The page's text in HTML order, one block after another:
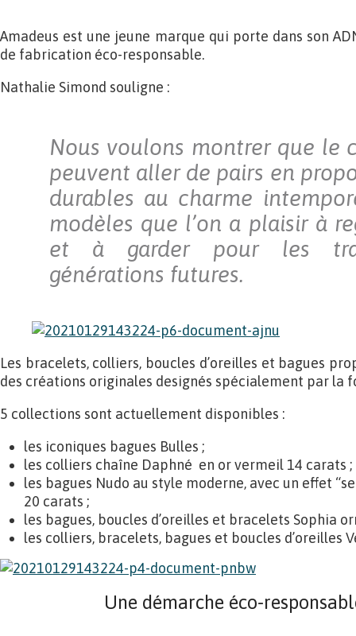
Amadeus est une jeune marque qui porte dans son
de fabrication éco-responsable.
Nathalie Simond souligne :
Nous voulons montrer que le
peuvent aller de pairs en
durables au charme
modèles que l’on a plaisir à
et à garder pour les
générations futures.
Les bracelets, colliers, boucles d’oreilles et bagues
des créations originales designés spécialement par la
5 collections sont actuellement disponibles :
les iconiques bagues Bulles ;
les colliers chaîne Daphné en or vermeil 14 carats ;
les bagues Nudo au style moderne, avec un effet
20 carats ;
les bagues, boucles d’oreilles et bracelets Sophia
les colliers, bracelets, bagues et boucles d’oreilles
Une démarche éco-